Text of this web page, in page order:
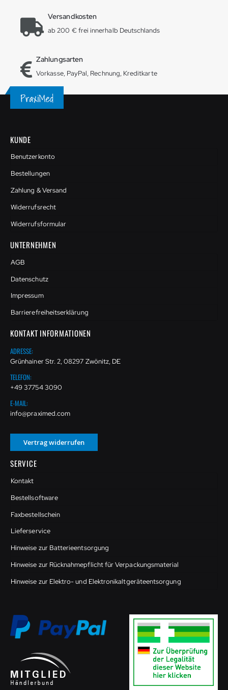
Versandkosten
ab 200 € frei innerhalb Deutschlands
Zahlungsarten
Vorkasse, PayPal, Rechnung, Kreditkarte
KUNDE
Benutzerkonto
Bestellungen
Zahlung & Versand
Widerrufsrecht
Widerrufsformular
UNTERNEHMEN
AGB
Datenschutz
Impressum
Barrierefreiheitserklärung
KONTAKT INFORMATIONEN
ADRESSE:
Grünhainer Str. 2, 08297 Zwönitz, DE
TELEFON:
+49 37754 3090
E-MAIL:
info@praximed.com
Vertrag widerrufen
SERVICE
Kontakt
Bestellsoftware
Faxbestellschein
Lieferservice
Hinweise zur Batterieentsorgung
Hinweise zur Rücknahmepflicht für Verpackungsmaterial
Hinweise zur Elektro- und Elektronikaltgeräteentsorgung